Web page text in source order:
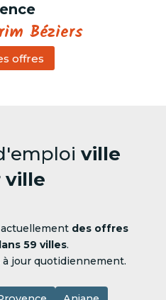
Béziers
offres
ville
ville
des offres
59 villes.
jour quotidiennement.